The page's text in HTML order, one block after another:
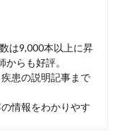
は9,000本以上に昇
らも好評。
患の説明記事まで
情報をわかりやす